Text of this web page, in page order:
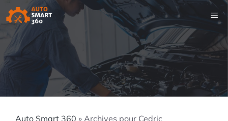
Aller
au
contenu
Auto Smart 360 » Archives pour Cedric